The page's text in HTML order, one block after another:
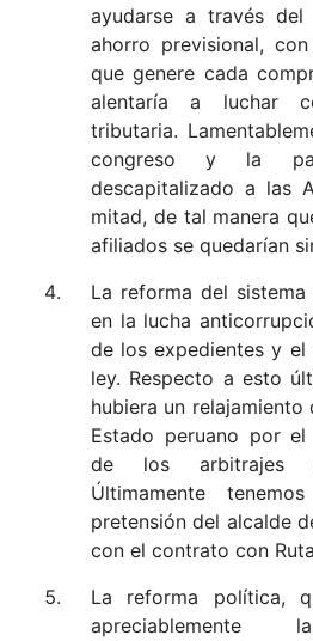
ayudarse a través del
ahorro previsional,
que genere cada
alentaría a luchar
tributaria.
congreso y la
descapitalizado a las
mitad, de tal manera
afiliados se quedarían
La reforma del
en la lucha
de los expedientes y
ley. Respecto a esto
hubiera un
Estado peruano por
de los arbitrajes
Últimamente
pretensión del alcalde
con el contrato con
La reforma política,